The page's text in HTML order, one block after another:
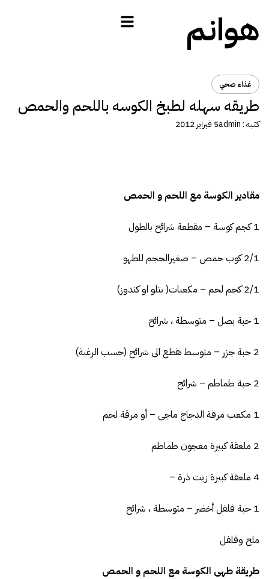
هوانم
غذاء صحي
طريقه سهله لطبخ الكوسه باللحم والحمص
كتبه :admin5 فبراير 2012
مقادير الكوسة مع اللحم و الحمص
1 كجم كوسة – مقطعة شرائح بالطول
2/1 كوب حمص – صغيرالحجم للطهو
2/1 كجم لحم – مكعبات( بتلو او كندوز)
1 حبة بصل – متوسطة ، شرائح
2 حبة جزر – متوسط تقطع الى شرائح (حسب الرغبة)
2 حبة طماطم – شرائح
1 مكعب مرقة الدجاج ماجى – أو مرقة لحم
2 ملعقة كبيرة معجون طماطم
4 ملعقة كبيرة زيت ذرة –
1 حبة فلفل أخضر – متوسطة ، شرائح
ملح وفلفل
طريقة طهى الكوسة مع اللحم و الحمص